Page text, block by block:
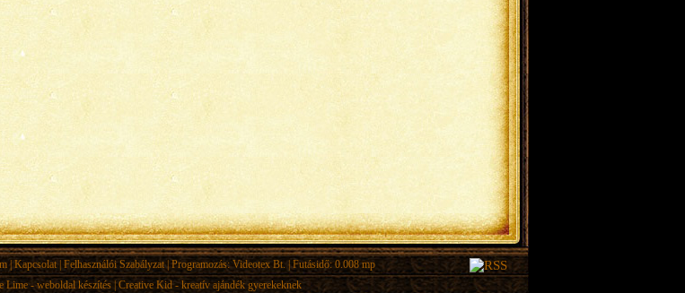
| Kapcsolat| Felhasználói Szabályzat| Programozás:Videotex Bt. | Futásidő: 0.008 mp
Lime - weboldal készítés|Creative Kid - kreatív ajándék gyerekeknek